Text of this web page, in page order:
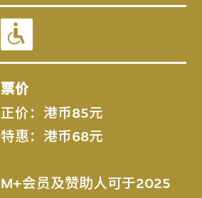
票价
正价：港币85元
特惠：港币68元
M+会员及赞助人可于2025